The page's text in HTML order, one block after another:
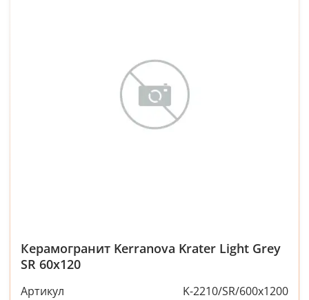
Керамогранит Kerranova Krater Light Grey
SR 60x120
Артикул
K-2210/SR/600x1200